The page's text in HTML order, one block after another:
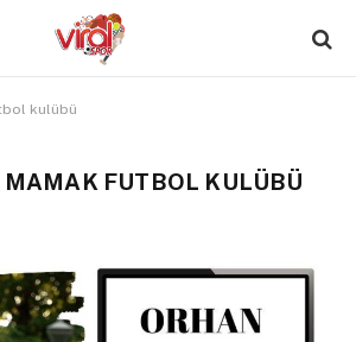
kulübü
MAMAK FUTBOL KULÜBÜ